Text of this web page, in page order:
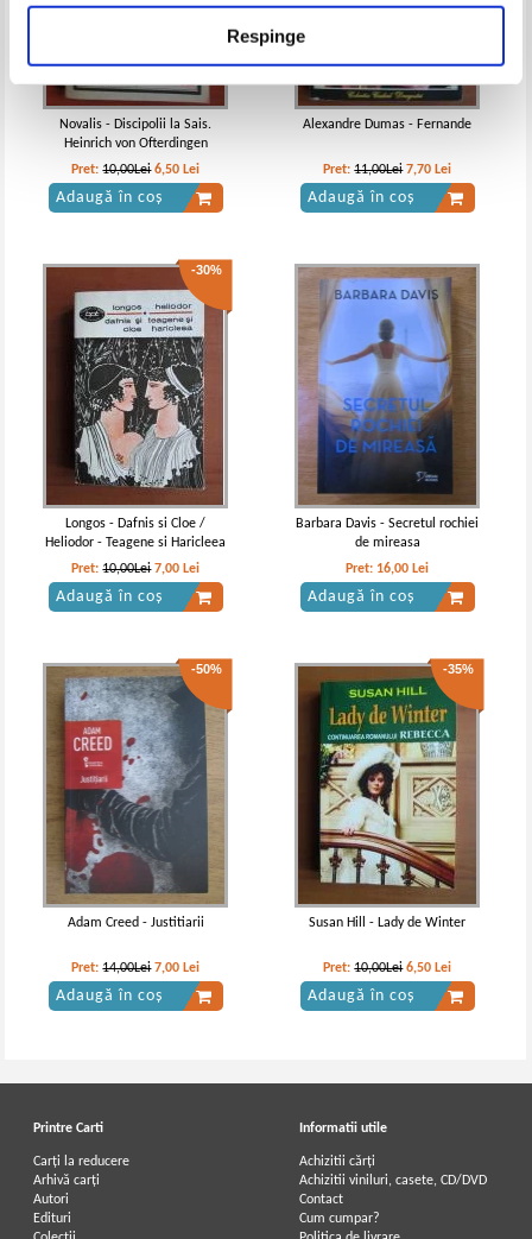
Respinge
Novalis - Discipolii la Sais.
Heinrich von Ofterdingen
Pret:10,00Lei 6,50 Lei
Adaugă în coș
Alexandre Dumas - Fernande
Pret:11,00Lei 7,70 Lei
Adaugă în coș
-30%
Longos - Dafnis si Cloe /
Heliodor - Teagene si Haricleea
Pret:10,00Lei 7,00 Lei
Adaugă în coș
Barbara Davis - Secretul rochiei
de mireasa
Pret: 16,00 Lei
Adaugă în coș
-50%
Adam Creed - Justitiarii
Pret:14,00Lei 7,00 Lei
Adaugă în coș
-35%
Susan Hill - Lady de Winter
Pret:10,00Lei 6,50 Lei
Adaugă în coș
Printre Carti
Carți la reducere
Arhivă carți
Autori
Edituri
Informatii utile
Achizitii cărți
Achizitii viniluri, casete, CD/DVD
Contact
Cum cumpar?